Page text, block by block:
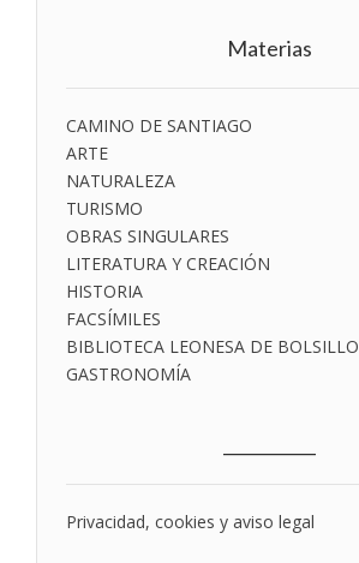
Materias
CAMINO DE SANTIAGO
ARTE
NATURALEZA
TURISMO
OBRAS SINGULARES
LITERATURA Y CREACIÓN
HISTORIA
FACSÍMILES
BIBLIOTECA LEONESA DE BOLSILLO
GASTRONOMÍA
Privacidad, cookies y aviso legal